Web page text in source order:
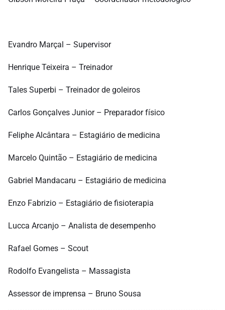
Evandro Marçal – Supervisor
Henrique Teixeira – Treinador
Tales Superbi – Treinador de goleiros
Carlos Gonçalves Junior – Preparador físico
Feliphe Alcântara – Estagiário de medicina
Marcelo Quintão – Estagiário de medicina
Gabriel Mandacaru – Estagiário de medicina
Enzo Fabrizio – Estagiário de fisioterapia
Lucca Arcanjo – Analista de desempenho
Rafael Gomes – Scout
Rodolfo Evangelista – Massagista
Assessor de imprensa – Bruno Sousa